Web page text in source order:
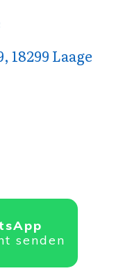
18299 Laage
senden